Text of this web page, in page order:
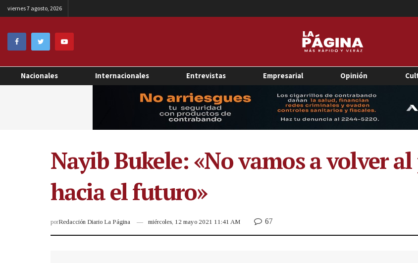
viernes 7 agosto, 2026
Nacionales Internacionales Entrevistas Empresarial Opinión
Nayib Bukele: «No vamos a volver
hacia el futuro»
porRedacción Diario La Página miércoles, 12 mayo 2021 11:41 AM 67